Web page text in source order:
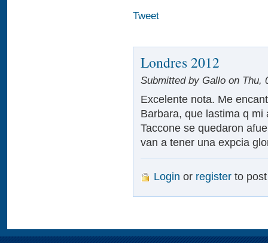
Tweet
Londres 2012
Submitted by Gallo on Thu,
Excelente nota. Me
Barbara, que lastima q
Taccone se quedaron
van a tener una expcia
Login or register to